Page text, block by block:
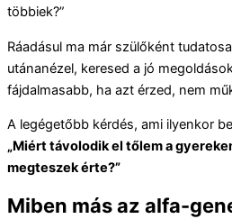
többiek?”
Ráadásul ma már szülőként
utánanézel, keresed a jó
fájdalmasabb, ha azt érzed, nem
A legégetőbb kérdés, ami ilyenkor
„Miért távolodik el tőlem a
megteszek érte?”
Miben más az alfa-